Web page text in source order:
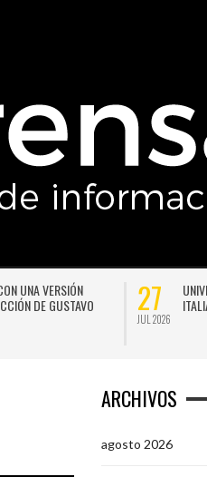
UNA VERSIÓN
DE GUSTAVO
27
JUL 2026
ARCHIVOS
agosto 2026